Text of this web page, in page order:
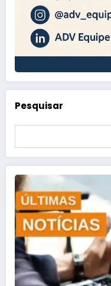
Pesquisar